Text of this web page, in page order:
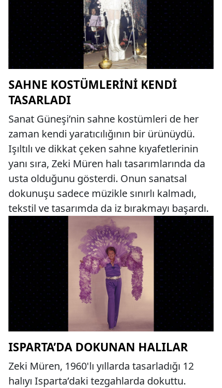
SAHNE KOSTÜMLERINI KENDI
TASARLADI
Sanat Güneşi’nin sahne kostümleri de her
zaman kendi yaratıcılığının bir ürünüydü.
Işıltılı ve dikkat çeken sahne kıyafetlerinin
yanı sıra, Zeki Müren halı tasarımlarında da
usta olduğunu gösterdi. Onun sanatsal
dokunuşu sadece müzikle sınırlı kalmadı,
tekstil ve tasarımda da iz bırakmayı başardı.
ISPARTA’DA DOKUNAN HALILAR
Zeki Müren, 1960'lı yıllarda tasarladığı 12
halıyı Isparta’daki tezgahlarda dokuttu.